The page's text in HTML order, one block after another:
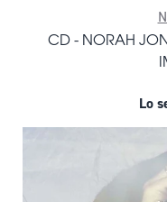
CD - NORAH
Lo